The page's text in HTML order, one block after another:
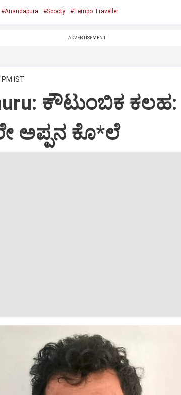
#Anandapura #Scooty #Tempo Traveller
ADVERTISEMENT
PM IST
ಕೌಟುಂಬಿಕ ಕಲಹ:
ಅಪ್ಪನ ಕೊ*ಲೆ